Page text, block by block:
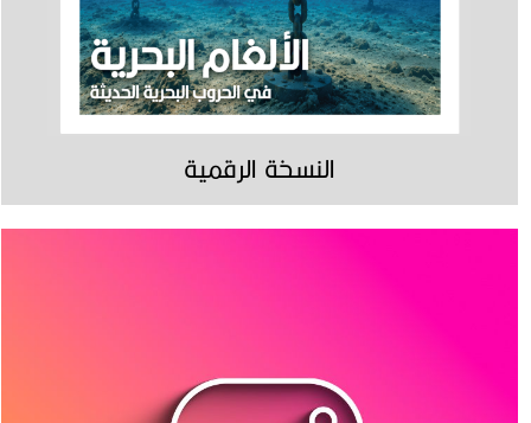
النسخة الرقمية